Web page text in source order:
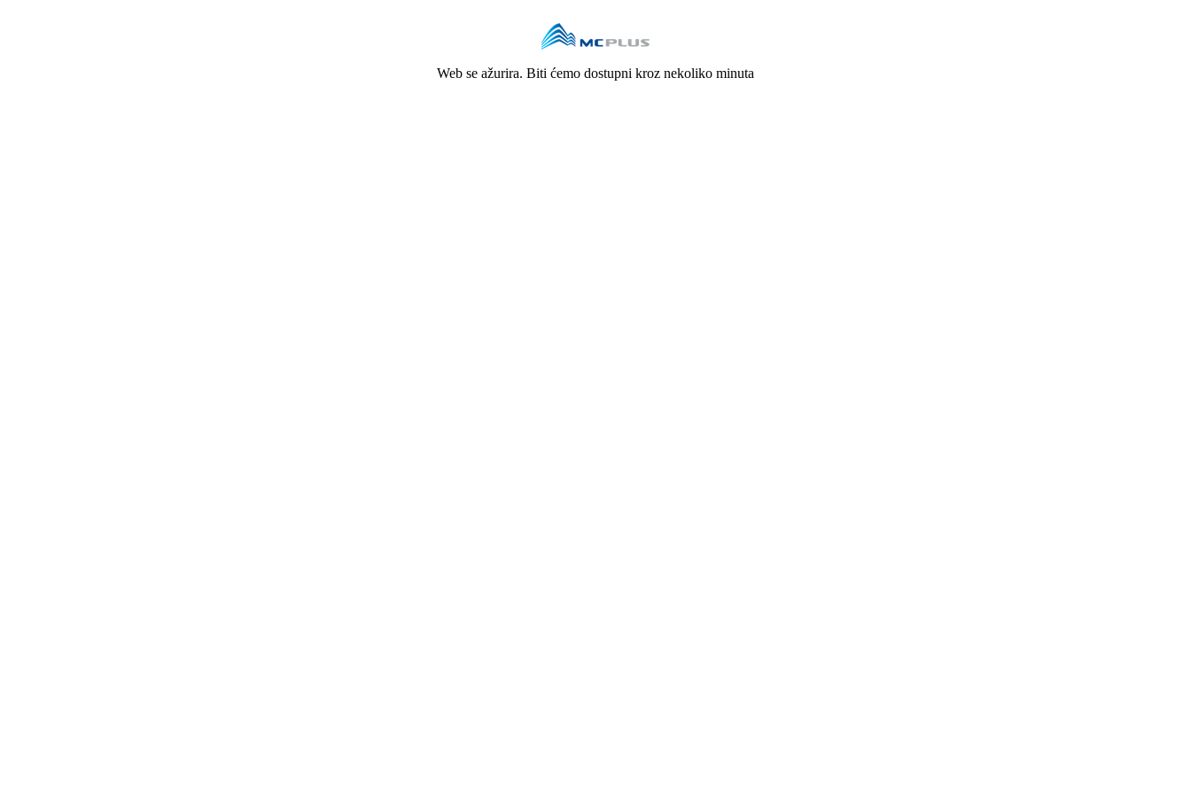
Web se ažurira. Biti ćemo dostupni kroz nekoliko minuta